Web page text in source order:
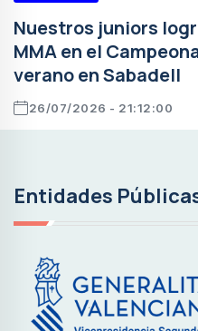
Nuestros juniors
MMA en el
verano en Sabadell
26/07/2026 - 21:12:00
Entidades